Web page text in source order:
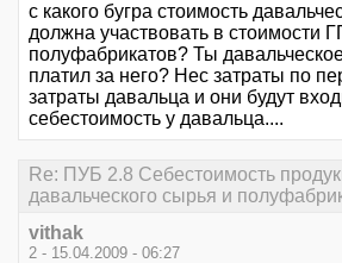
с какого бугра стоимость
должна участвовать в стоимости
полуфабрикатов? Ты
платил за него? Нес затраты по
затраты давальца и они будут
себестоимость у давальца....
Re: ПУБ 2.8 Себестоимость
давальческого сырья и
vithak
2 - 15.04.2009 - 06:27